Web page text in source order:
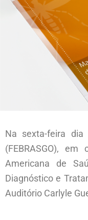
Na sexta-feira dia
(FEBRASGO),
Americana de
Diagnóstico e
Auditório Carlyle